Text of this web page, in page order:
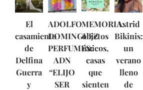
El
casamiento
de
Delfina
Guerra
y
ADOLFO
DOMINGUEZ
PERFUMES:
ADN
“ELIJO
SER
MEMORIA:
objetos
únicos,
casas
que
sienten
Astrid
Bikinis:
un
verano
lleno
de